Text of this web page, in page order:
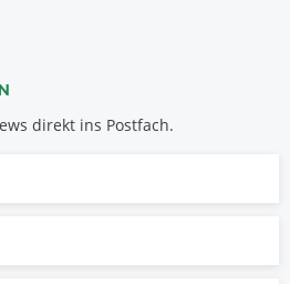
direkt ins Postfach.